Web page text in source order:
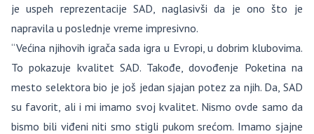
je uspeh reprezentacije SAD, naglasivši da je ono što je
napravila u poslednje vreme impresivno.
“Većina njihovih igrača sada igra u Evropi, u dobrim klubovima.
To pokazuje kvalitet SAD. Takođe, dovođenje Poketina na
mesto selektora bio je još jedan sjajan potez za njih. Da, SAD
su favorit, ali i mi imamo svoj kvalitet. Nismo ovde samo da
bismo bili viđeni niti smo stigli pukom srećom. Imamo sjajne